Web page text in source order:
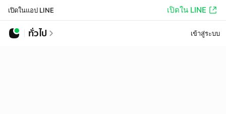
เปิดในแอป LINE เปิดใน LINE
ทั่วไป เข้าสู่ระบบ